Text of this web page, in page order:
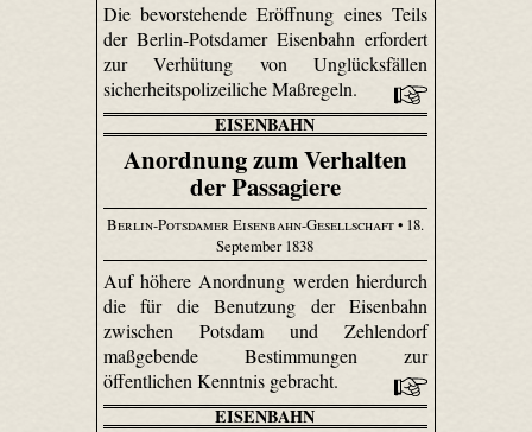
Die bevorstehende Eröffnung eines Teils
der Berlin-Potsdamer Eisenbahn erfordert
zur Verhütung von Unglücksfällen
sicherheitspolizeiliche Maßregeln.
EISENBAHN
Anordnung zum Verhalten
der Passagiere
Berlin-Potsdamer Eisenbahn-Gesellschaft• 18.
September 1838
Auf höhere Anordnung werden hierdurch
die für die Benutzung der Eisenbahn
zwischen Potsdam und Zehlendorf
maßgebende Bestimmungen zur
öffentlichen Kenntnis gebracht.
EISENBAHN